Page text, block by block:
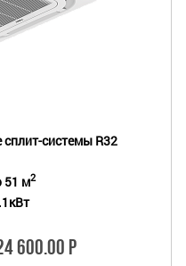
системы R32
51 м2
600.00 Р